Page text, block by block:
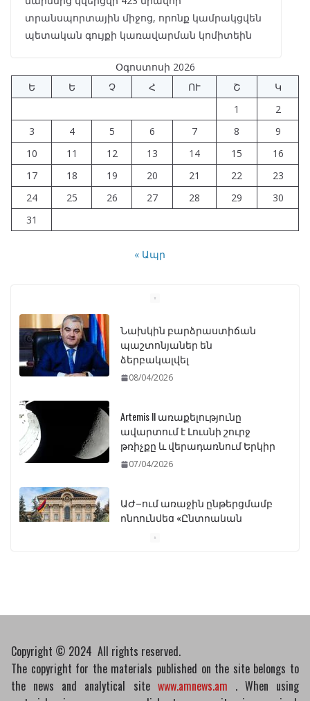
տրանսպորտային միջոց, որոնք կամրակցվեն
պետական գույքի կառավարման կոմիտեին
Օգոստոսի 2026
Ե
Ե Չ Հ ՈՒ Շ
Կ
1
2
3
4 5 6 7 8
9
10
11 12 13 14 15
16
17
18 19 20 21 22
23
24
25 26 27 28 29
30
31
« Ապր
պաշտոնյաներ են
08/04/2026
Artemis II առաքելությունը
ավարտում է Լուսնի շուրջ
07/04/2026
ԱԺ–ում առաջին ընթերցմամբ
ընդունվեց «Ընտրական
նախագիծը
07/04/2026
վերացման որոշումը
Copyright © 2024 All rights reserved.
The copyright for the materials published on the site belongs to
the news and analytical site www.amnews.am . When using